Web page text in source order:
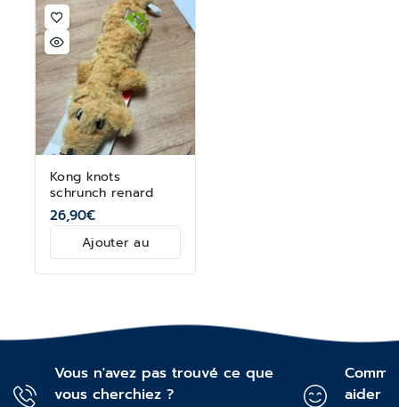
Kong knots
schrunch renard
26,90€
Ajouter au
Vous n'avez pas trouvé ce que
vous cherchiez ?
aider ?